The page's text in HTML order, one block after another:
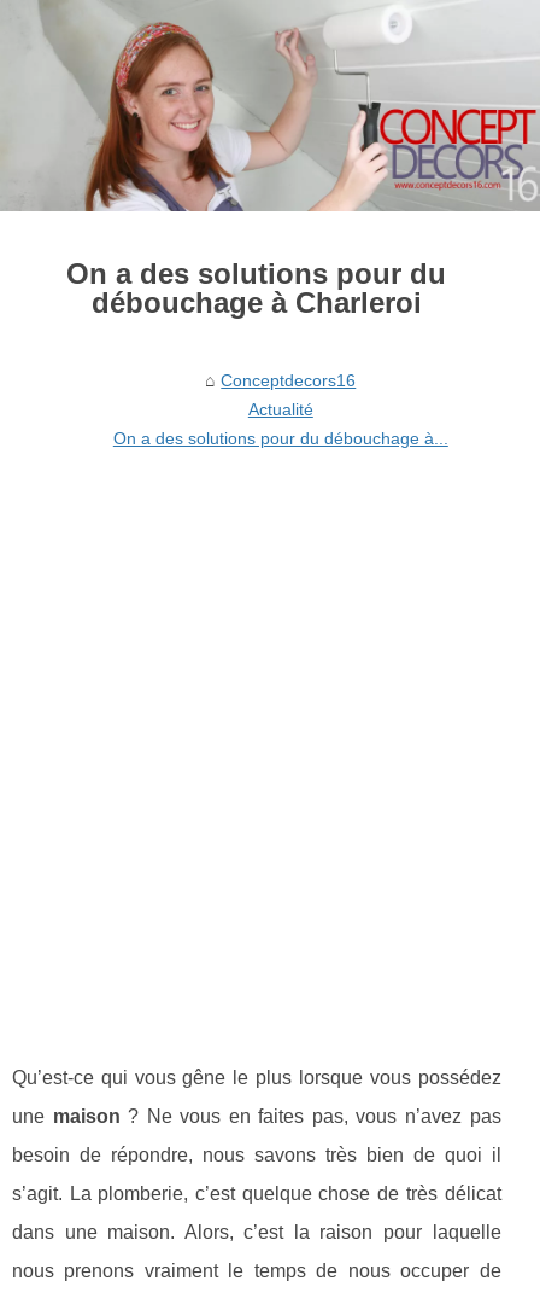
On a des solutions pour du
débouchage à Charleroi
Conceptdecors16
Actualité
On a des solutions pour du débouchage à...
Qu’est-ce qui vous gêne le plus lorsque vous possédez
une maison ? Ne vous en faites pas, vous n’avez pas
besoin de répondre, nous savons très bien de quoi il
s’agit. La plomberie, c’est quelque chose de très délicat
dans une maison. Alors, c’est la raison pour laquelle
nous prenons vraiment le temps de nous occuper de